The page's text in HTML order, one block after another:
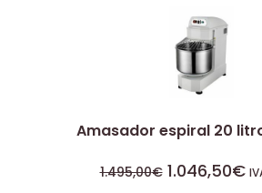
Amasador espiral 20
1.495,00€ 1.046,50€